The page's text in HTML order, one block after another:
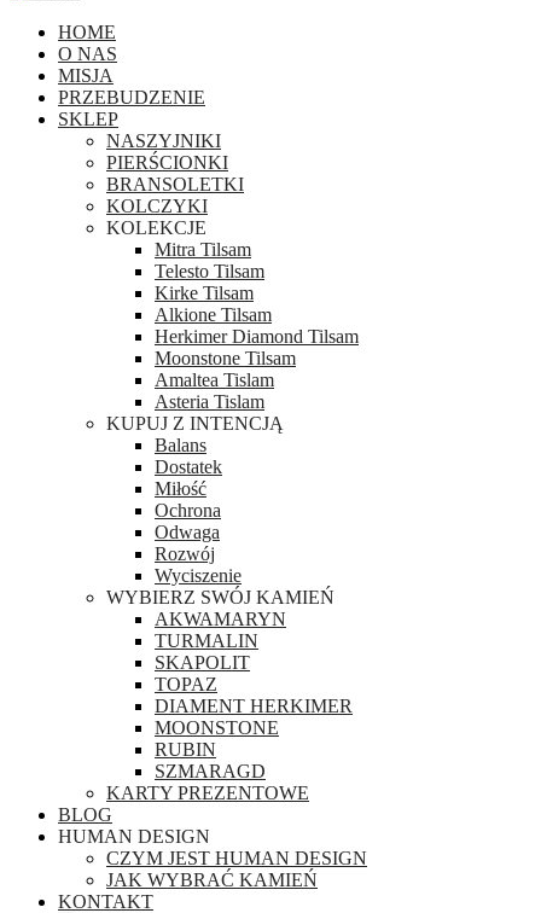
HOME
O NAS
MISJA
PRZEBUDZENIE
SKLEP
NASZYJNIKI
PIERŚCIONKI
BRANSOLETKI
KOLCZYKI
KOLEKCJE
Mitra Tilsam
Telesto Tilsam
Kirke Tilsam
Alkione Tilsam
Herkimer Diamond Tilsam
Moonstone Tilsam
Amaltea Tislam
Asteria Tislam
KUPUJ Z INTENCJĄ
Balans
Dostatek
Miłość
Ochrona
Odwaga
Rozwój
Wyciszenie
WYBIERZ SWÓJ KAMIEŃ
AKWAMARYN
TURMALIN
SKAPOLIT
TOPAZ
DIAMENT HERKIMER
MOONSTONE
RUBIN
SZMARAGD
KARTY PREZENTOWE
BLOG
HUMAN DESIGN
CZYM JEST HUMAN DESIGN
JAK WYBRAĆ KAMIEŃ
KONTAKT